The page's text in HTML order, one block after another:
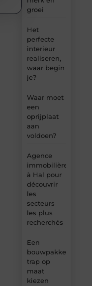
groei
Het
perfecte
interieur
realiseren,
waar begin
je?
Waar moet
een
oprijplaat
aan
voldoen?
Agence
immobilière
à Hal pour
découvrir
les
secteurs
les plus
recherchés
Een
bouwpakket
trap op
maat
kiezen